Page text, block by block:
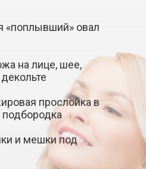
«поплывший» овал
на лице, шее,
прослойка в
и мешки под